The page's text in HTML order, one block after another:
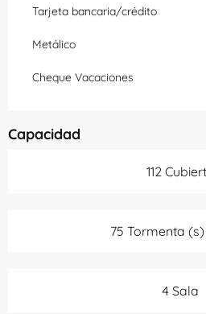
Tarjeta bancaria/crédito
Metálico
Cheque Vacaciones
Capacidad
112
75 Tormenta
4 Sala